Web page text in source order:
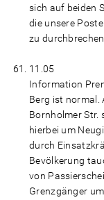
sich auf beiden
die unsere
zu
11.05
Information
Berg ist normal.
Bornholmer Str.
hierbei um
durch
Bevölkerung
von
Grenzgänger